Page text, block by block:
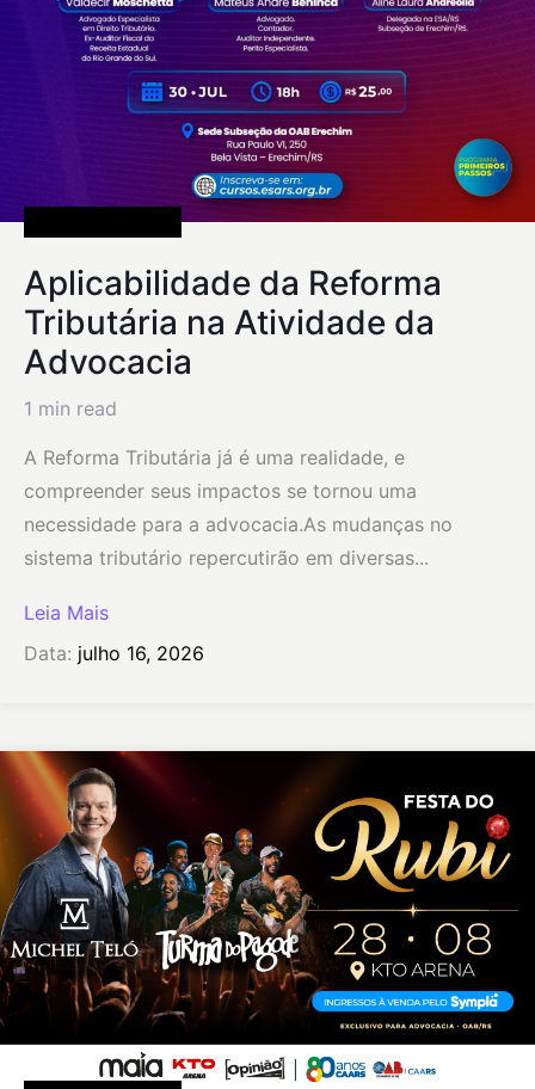
Aplicabilidade da Reforma
Tributária na Atividade da
Advocacia
1 min read
A Reforma Tributária já é uma realidade, e
compreender seus impactos se tornou uma
necessidade para a advocacia.As mudanças no
sistema tributário repercutirão em diversas...
Leia Mais
Data: julho 16, 2026